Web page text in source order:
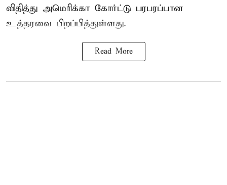
விதித்து அமெரிக்கா கோர்ட்டு பரபரப்பான
உத்தரவை பிறப்பித்துள்ளது.
Read More